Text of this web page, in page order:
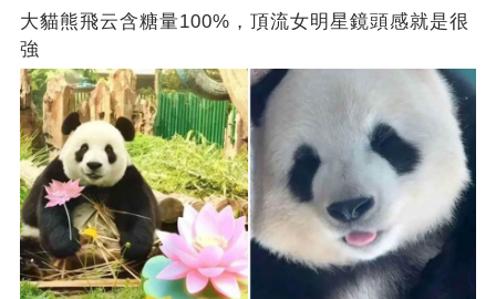
大貓熊飛云含糖量100%，頂流女明星鏡頭感就是很
強